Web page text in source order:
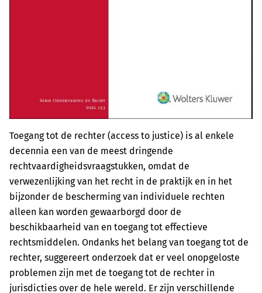
Toegang tot de rechter (access to justice) is al enkele
decennia een van de meest dringende
rechtvaardigheidsvraagstukken, omdat de
verwezenlijking van het recht in de praktijk en in het
bijzonder de bescherming van individuele rechten
alleen kan worden gewaarborgd door de
beschikbaarheid van en toegang tot effectieve
rechtsmiddelen. Ondanks het belang van toegang tot de
rechter, suggereert onderzoek dat er veel onopgeloste
problemen zijn met de toegang tot de rechter in
jurisdicties over de hele wereld. Er zijn verschillende